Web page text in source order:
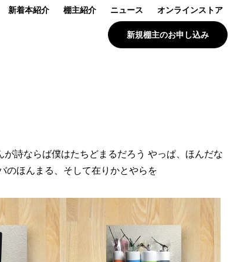
新着本紹介 棚主紹介 ニュース オンラインストア
新規棚主のお申し込み
詩ならば僕はたちどまるだろう やっぱ、ほんだな
のほんまる、そして在りかとやらを